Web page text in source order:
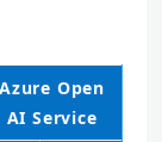
Azure Open
AI Service